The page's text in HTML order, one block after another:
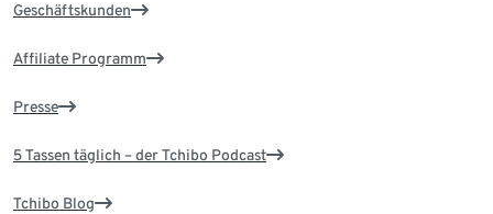
Geschäftskunden
Affiliate Programm
Presse
5 Tassen täglich – der Tchibo Podcast
Tchibo Blog